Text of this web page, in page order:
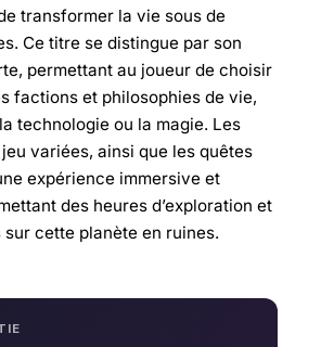
transformer la vie sous de
Ce titre se distingue par son
permettant au joueur de choisir
factions et philosophies de vie,
technologie ou la magie. Les
variées, ainsi que les quêtes
expérience immersive et
des heures d’exploration et
cette planète en ruines.